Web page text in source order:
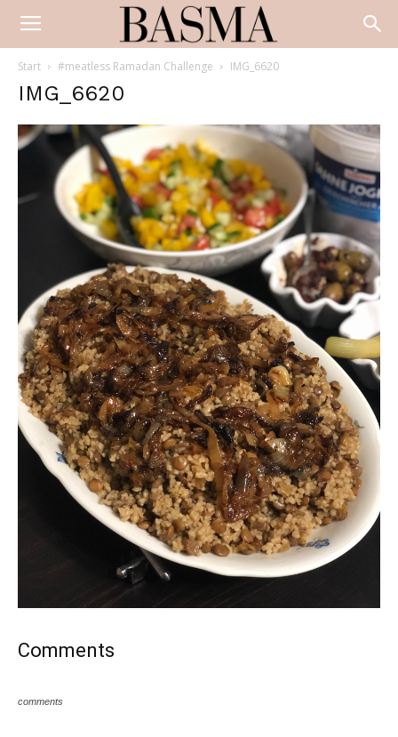
Start #meatless Ramadan Challenge IMG_6620
IMG_6620
Comments
comments